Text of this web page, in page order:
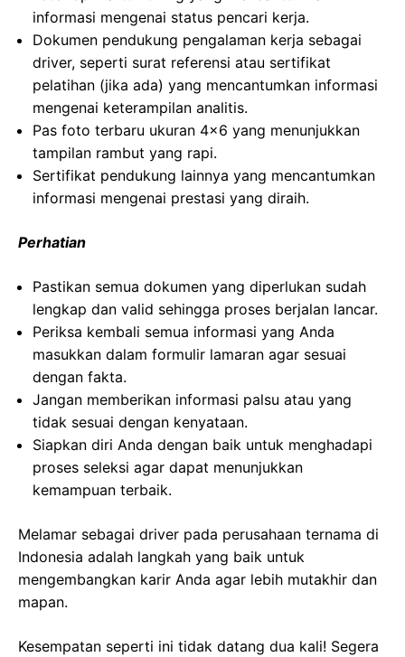
informasi mengenai status pencari kerja.
Dokumen pendukung pengalaman kerja sebagai
driver, seperti surat referensi atau sertifikat
pelatihan (jika ada) yang mencantumkan informasi
mengenai keterampilan analitis.
Pas foto terbaru ukuran 4×6 yang menunjukkan
tampilan rambut yang rapi.
Sertifikat pendukung lainnya yang mencantumkan
informasi mengenai prestasi yang diraih.
Perhatian
Pastikan semua dokumen yang diperlukan sudah
lengkap dan valid sehingga proses berjalan lancar.
Periksa kembali semua informasi yang Anda
masukkan dalam formulir lamaran agar sesuai
dengan fakta.
Jangan memberikan informasi palsu atau yang
tidak sesuai dengan kenyataan.
Siapkan diri Anda dengan baik untuk menghadapi
proses seleksi agar dapat menunjukkan
kemampuan terbaik.
Melamar sebagai driver pada perusahaan ternama di
Indonesia adalah langkah yang baik untuk
mengembangkan karir Anda agar lebih mutakhir dan
mapan.
Kesempatan seperti ini tidak datang dua kali! Segera